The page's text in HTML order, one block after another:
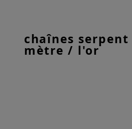
chaînes
mètre / l'or